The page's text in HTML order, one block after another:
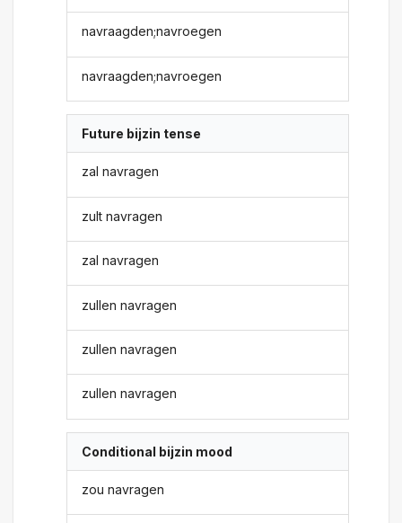
navraagden;navroegen
navraagden;navroegen
Future bijzin tense
zal navragen
zult navragen
zal navragen
zullen navragen
zullen navragen
zullen navragen
Conditional bijzin mood
zou navragen